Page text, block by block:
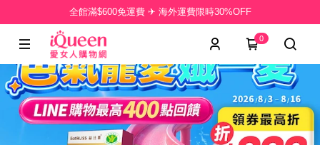
全館滿$600免運費 ✈ 海外運費限時30%OFF
0